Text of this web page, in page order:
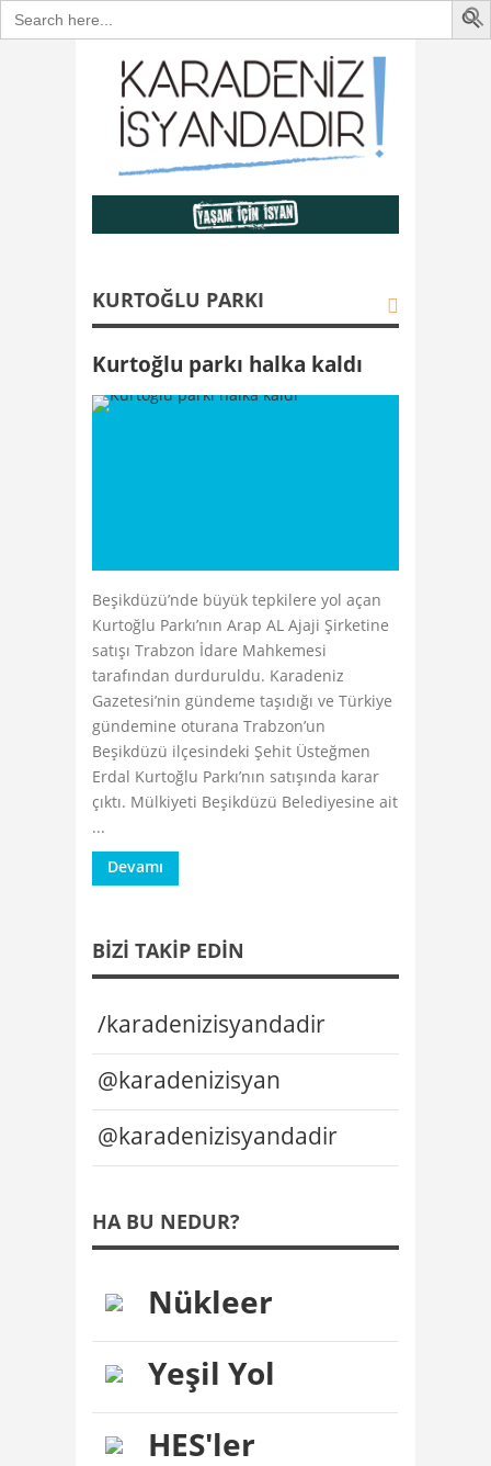
Search
for:
KURTOĞLU PARKI
Kurtoğlu parkı halka kaldı
Beşikdüzü’nde büyük tepkilere yol açan
Kurtoğlu Parkı’nın Arap AL Ajaji Şirketine
satışı Trabzon İdare Mahkemesi
tarafından durduruldu. Karadeniz
Gazetesi’nin gündeme taşıdığı ve Türkiye
gündemine oturana Trabzon’un
Beşikdüzü ilçesindeki Şehit Üsteğmen
Erdal Kurtoğlu Parkı’nın satışında karar
çıktı. Mülkiyeti Beşikdüzü Belediyesine ait
...
Devamı
BIZI TAKIP EDIN
/karadenizisyandadir
@karadenizisyan
@karadenizisyandadir
HA BU NEDUR?
Nükleer
Yeşil Yol
HES'ler